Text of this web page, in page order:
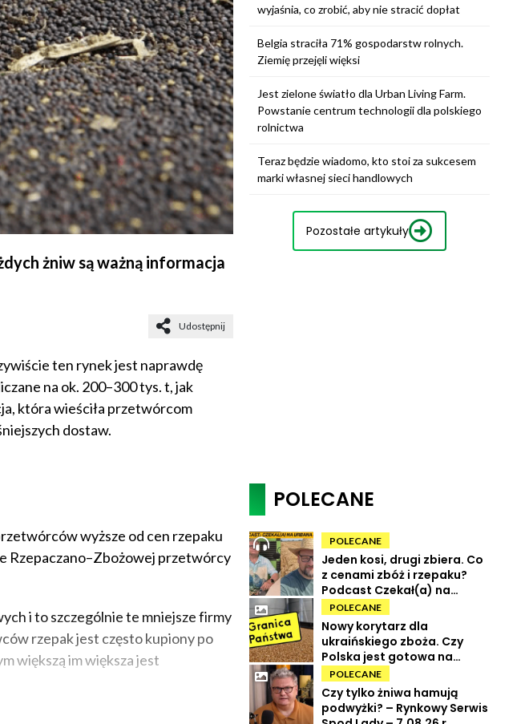
żniw są ważną informacja
Udostępnij
ten rynek jest naprawdę
na ok. 200–300 tys. t, jak
która wieściła przetwórcom
dostaw.
wyższe od cen rzepaku
Rzepaczano–Zbożowej przetwórcy
i to szczególnie te mniejsze firmy
rzepak jest często kupiony po
większą im większa jest
wyjaśnia, co zrobić, aby nie stracić dopłat
Belgia straciła 71% gospodarstw rolnych.
Ziemię przejęli więksi
Jest zielone światło dla Urban Living Farm.
Powstanie centrum technologii dla polskiego
rolnictwa
Teraz będzie wiadomo, kto stoi za sukcesem
marki własnej sieci handlowych
Pozostałe artykuły
POLECANE
POLECANE
Jeden kosi, drugi zbiera. Co
z cenami zbóż i rzepaku?
Podcast Czekał(a) na
Urbana odc. 73
POLECANE
Nowy korytarz dla
ukraińskiego zboża. Czy
Polska jest gotowa na
powrót tranzytu?
POLECANE
Czy tylko żniwa hamują
podwyżki? – Rynkowy Serwis